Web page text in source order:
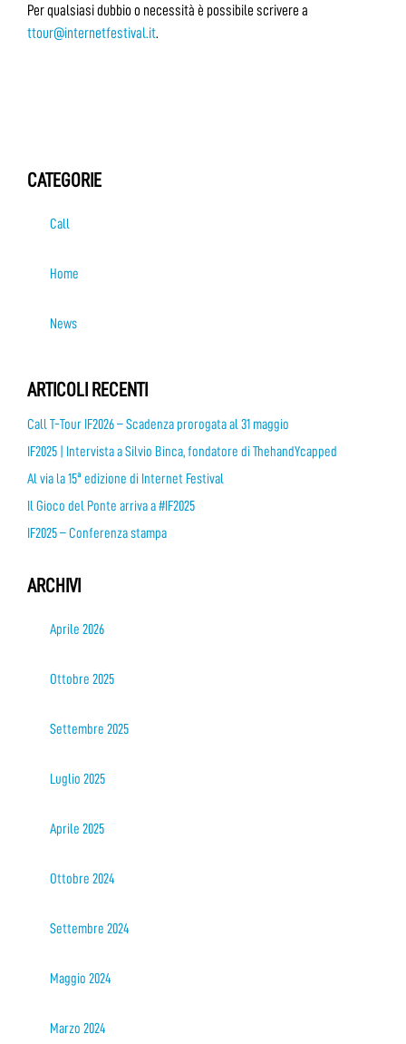
Per qualsiasi dubbio o necessità è possibile scrivere a
ttour@internetfestival.it.
CATEGORIE
Call
Home
News
ARTICOLI RECENTI
Call T-Tour IF2026 – Scadenza prorogata al 31 maggio
IF2025 | Intervista a Silvio Binca, fondatore di ThehandYcapped
Al via la 15ª edizione di Internet Festival
Il Gioco del Ponte arriva a #IF2025
IF2025 – Conferenza stampa
ARCHIVI
Aprile 2026
Ottobre 2025
Settembre 2025
Luglio 2025
Aprile 2025
Ottobre 2024
Settembre 2024
Maggio 2024
Marzo 2024